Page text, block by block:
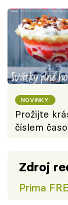
NOVINKY
Prožijte
číslem
Zdroj
Prima